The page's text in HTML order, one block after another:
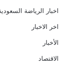
اخبار الرياضة
اخر الاخبار
الأخبار
الاقتصاد